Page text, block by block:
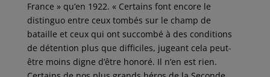
France » qu’en 1922. « Certains font encore le
distinguo entre ceux tombés sur le champ de
bataille et ceux qui ont succombé à des conditions
de détention plus que difficiles, jugeant cela peut-
être moins digne d’être honoré. Il n’en est rien.